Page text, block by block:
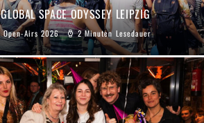
GLOBAL SPACE ODYSSEY LEIPZIG
Open-Airs 2026 2 Minuten Lesedauer